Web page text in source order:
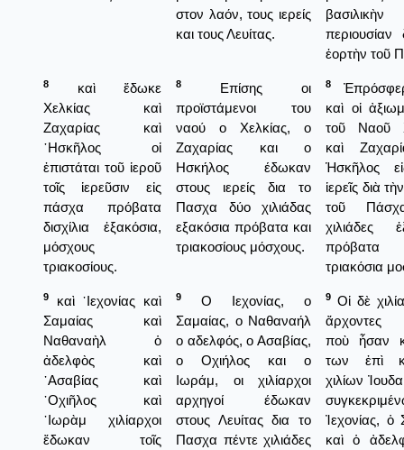
στον λαόν, τους ιερείς
και τους Λευίτας.
βασιλικὴν
περιουσίαν
ἑορτὴν τοῦ
8
καὶ ἔδωκε
Χελκίας καὶ
Ζαχαρίας καὶ
῾Ησκῆλος οἱ
ἐπιστάται τοῦ ἱεροῦ
τοῖς ἱερεῦσιν εἰς
πάσχα πρόβατα
δισχίλια ἑξακόσια,
μόσχους
τριακοσίους.
8
Επίσης οι
προϊστάμενοι του
ναού ο Χελκίας, ο
Ζαχαρίας και ο
Ησκήλος έδωκαν
στους ιερείς δια το
Πασχα δύο χιλιάδας
εξακόσια πρόβατα και
τριακοσίους μόσχους.
8
καὶ οἱ
τοῦ Ναοῦ
καὶ
Ἡσκῆλος
ἱερεῖς διὰ
τοῦ
χιλιάδες
τριακόσια
9
καὶ ᾿Ιεχονίας καὶ
Σαμαίας καὶ
Ναθαναὴλ ὁ
ἀδελφὸς καὶ
᾿Ασαβίας καὶ
᾿Οχιῆλος καὶ
᾿Ιωρὰμ χιλίαρχοι
ἔδωκαν τοῖς
9
Ο Ιεχονίας, ο
Σαμαίας, ο Ναθαναήλ
ο αδελφός, ο Ασαβίας,
ο Οχιήλος και ο
Ιωράμ, οι χιλίαρχοι
αρχηγοί έδωκαν
στους Λευίτας δια το
Πασχα πέντε χιλιάδες
9 Οἱ δὲ
ἄρχοντες
ποὺ ἦσαν
των ἐπὶ
χιλίων
Ἰεχονίας, ὁ
καὶ ὁ